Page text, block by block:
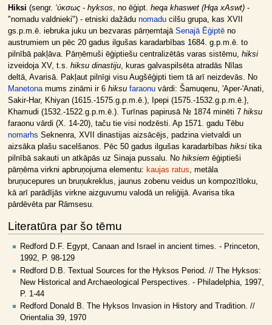
Jump
to
navigation
Jump
to
search
Hiksi (sengr. ‘ύκσως - hyksos , no ēģipt. heqa khaswet (Hqa xAswt)-
"nomadu valdnieki") - etniski dažādu nomaducilšu grupa, kas XVII
gs.p.m.ē. iebruka juku un bezvaras pārņemtajā Senajā Ēģiptēno
austrumiem un pēc 20 gadus ilgušas karadarbības 1684. g.p.m.ē. to
pilnībā pakļāva. Pārņēmuši ēģiptiešu centralizētās varas sistēmu, hiksi
izveidoja XV, t.s. hiksu dinastiju, kuras galvaspilsēta atradās Nīlas
deltā, Avarisā. Pakļaut pilnīgi visu Augšēģipti tiem tā arī neizdevās. No
Manetonamums zināmi ir 6 hiksu faraonuvārdi: Šamuqenu, 'Aper-'Anati,
Sakir-Har, Khiyan (1615.-1575.g.p.m.ē.), Ipepi (1575.-1532.g.p.m.ē.},
Khamudi (1532.-1522.g.p.m.ē.). Turīnas papirusā № 1874 minēti 7 hiksu
faraonu vārdi (X. 14-20), taču tie visi nodzēsti. Ap 1571. gadu Tēbu
nomarhs Seknenra, XVII dinastijas aizsācējs, padzina vietvaldi un
aizsāka plašu sacelšanos. Pēc 50 gadus ilgušas karadarbības hiksitika
pilnībā sakauti un atkāpās uz Sinaja pussalu. No hiksiemēģiptieši
pārņēma virkni apbruņojuma elementu: kaujas ratus , metāla
bruņucepures un bruņukreklus, jaunus zobenu veidus un kompozītloku,
kā arī parādījās virkne aizguvumu valodā un reliģijā. Avarisa tika
pārdēvēta par Rāmsesu.
Literatūra par šo tēmu
Redford D.F. Egypt, Canaan and Israel in ancient times. - Princeton,
1992, P. 98-129
Redford D.B. Textual Sources for the Hyksos Period. // The Hyksos:
New Historical and Archaeological Perspectives. - Philadelphia, 1997,
P. 1-44
Redford Donald B. The Hyksos Invasion in History and Tradition. //
Orientalia 39, 1970